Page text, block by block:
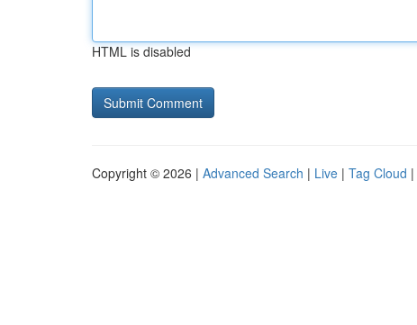
HTML is disabled
Copyright © 2026 | Advanced Search | Live | Tag Cloud |